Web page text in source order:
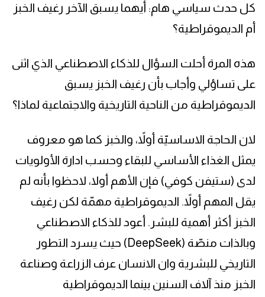
كل حدث سياسي هام: أيهما يسبق الآخر رغيف الخبز
أم الديموقراطية؟
هذه المرة أحلت السؤال للذكاء الاصطناعي الذي اثنى
على تساؤلي وأجاب بأن رغيف الخبز يسبق
الديموقراطية من الناحية التاريخية والاجتماعية لماذا؟
لان الحاجة الاساسيّة أولاً، والخبز كما هو معروف
يمثل الغذاء الأساسي للبقاء وحسب ادارة الأولويات
لدى (ستيفن كوفي) فإن الأهم أولا، لاحظوا بأنه لم
يقل المهم أولاً. الديموقراطية مهمّة لكن رغيف
الخبز أكثر أهمية للبشر. أعود للذكاء الاصطناعي
وبالذات منصّة (DeepSeek) حيث يسرد التطور
التاريخي للبشرية وان الانسان عرف الزراعة وصناعة
الخبز منذ آلاف السنين بينما الديموقراطية